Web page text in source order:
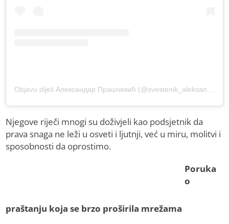
Njegove riječi mnogi su doživjeli kao podsjetnik da
prava snaga ne leži u osveti i ljutnji, već u miru, molitvi i
sposobnosti da oprostimo.
Poruka
o
praštanju koja se brzo proširila mrežama